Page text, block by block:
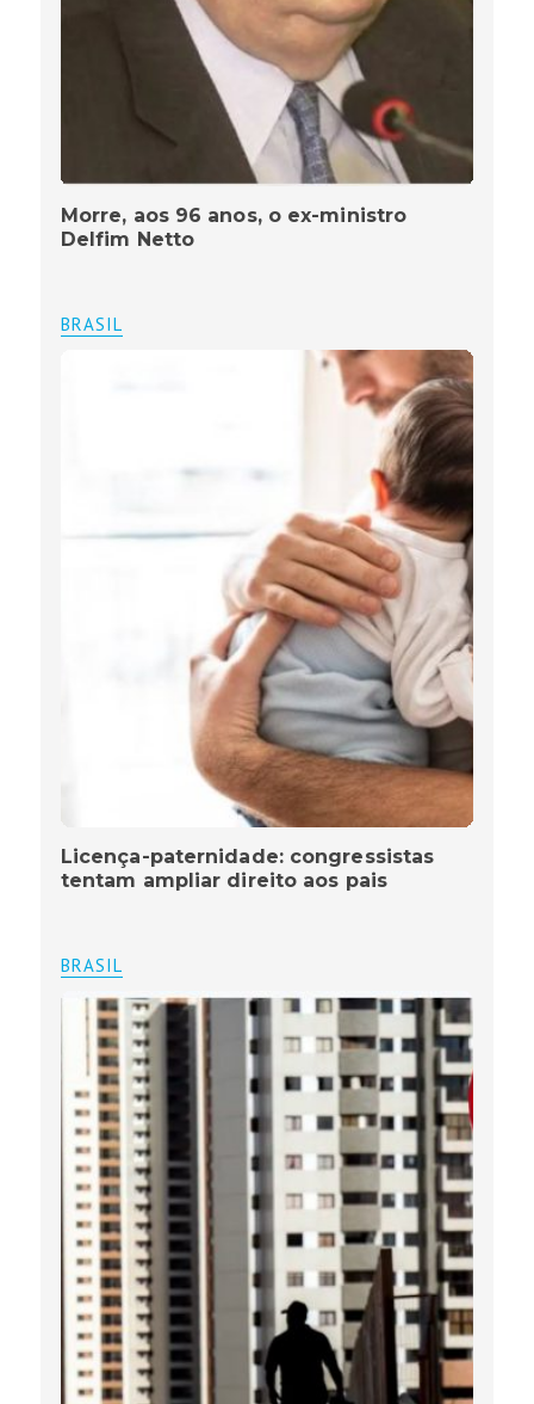
Morre, aos 96 anos, o ex-ministro
Delfim Netto
BRASIL
Licença-paternidade: congressistas
tentam ampliar direito aos pais
BRASIL